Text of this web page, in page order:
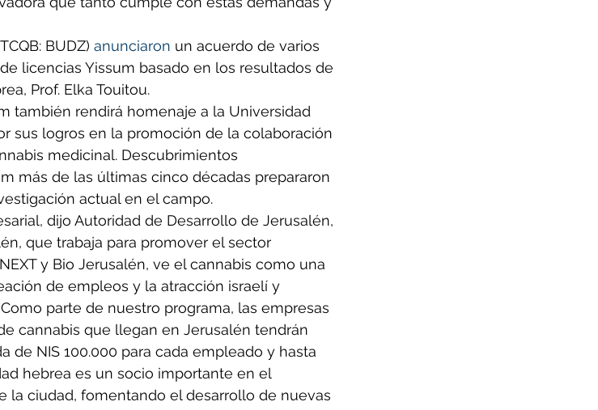
BUDZ) anunciaron un acuerdo de varios
licencias Yissum basado en los resultados de
Prof. Elka Touitou.
también rendirá homenaje a la Universidad
sus logros en la promoción de la colaboración
medicinal. Descubrimientos
más de las últimas cinco décadas prepararon
actual en el campo.
dijo Autoridad de Desarrollo de Jerusalén,
que trabaja para promover el sector
y Bio Jerusalén, ve el cannabis como una
de empleos y la atracción israelí y
parte de nuestro programa, las empresas
cannabis que llegan en Jerusalén tendrán
de NIS 100.000 para cada empleado y hasta
hebrea es un socio importante en el
la ciudad, fomentando el desarrollo de nuevas